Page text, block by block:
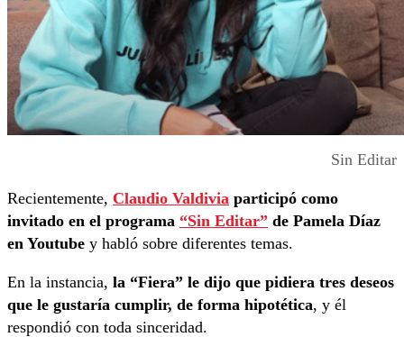
Sin Editar
Recientemente, Claudio Valdivia participó como
invitado en el programa “Sin Editar” de Pamela Díaz
en Youtube y habló sobre diferentes temas.
En la instancia, la “Fiera” le dijo que pidiera tres deseos
que le gustaría cumplir, de forma hipotética, y él
respondió con toda sinceridad.